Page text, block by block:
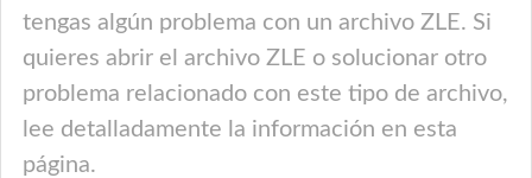
tengas algún problema con un archivo ZLE. Si
quieres abrir el archivo ZLE o solucionar otro
problema relacionado con este tipo de archivo,
lee detalladamente la información en esta
página.